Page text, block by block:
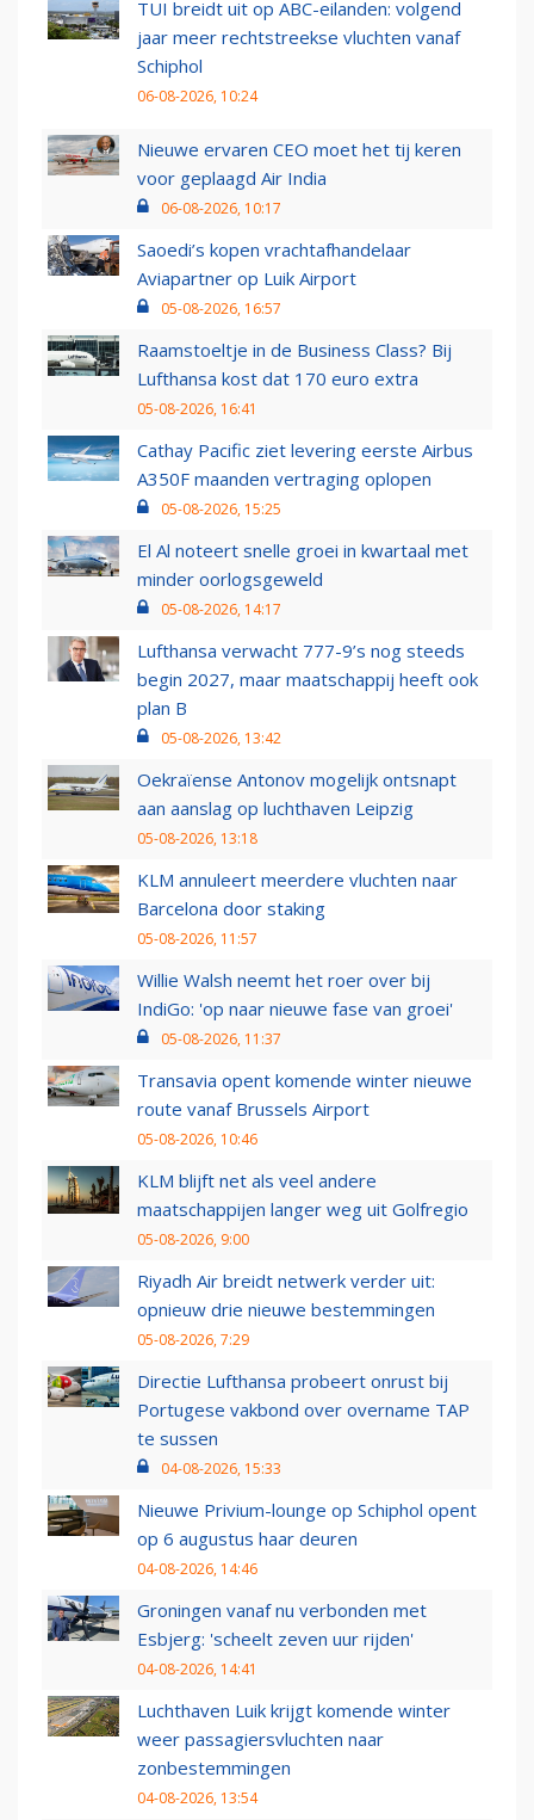
TUI breidt uit op ABC-eilanden: volgend
jaar meer rechtstreekse vluchten vanaf
Schiphol
06-08-2026, 10:24
Nieuwe ervaren CEO moet het tij keren
voor geplaagd Air India
06-08-2026, 10:17
Saoedi’s kopen vrachtafhandelaar
Aviapartner op Luik Airport
05-08-2026, 16:57
Raamstoeltje in de Business Class? Bij
Lufthansa kost dat 170 euro extra
05-08-2026, 16:41
Cathay Pacific ziet levering eerste Airbus
A350F maanden vertraging oplopen
05-08-2026, 15:25
El Al noteert snelle groei in kwartaal met
minder oorlogsgeweld
05-08-2026, 14:17
Lufthansa verwacht 777-9’s nog steeds
begin 2027, maar maatschappij heeft ook
plan B
05-08-2026, 13:42
Oekraïense Antonov mogelijk ontsnapt
aan aanslag op luchthaven Leipzig
05-08-2026, 13:18
KLM annuleert meerdere vluchten naar
Barcelona door staking
05-08-2026, 11:57
Willie Walsh neemt het roer over bij
IndiGo: 'op naar nieuwe fase van groei'
05-08-2026, 11:37
Transavia opent komende winter nieuwe
route vanaf Brussels Airport
05-08-2026, 10:46
KLM blijft net als veel andere
maatschappijen langer weg uit Golfregio
05-08-2026, 9:00
Riyadh Air breidt netwerk verder uit:
opnieuw drie nieuwe bestemmingen
05-08-2026, 7:29
Directie Lufthansa probeert onrust bij
Portugese vakbond over overname TAP
te sussen
04-08-2026, 15:33
Nieuwe Privium-lounge op Schiphol opent
op 6 augustus haar deuren
04-08-2026, 14:46
Groningen vanaf nu verbonden met
Esbjerg: 'scheelt zeven uur rijden'
04-08-2026, 14:41
Luchthaven Luik krijgt komende winter
weer passagiersvluchten naar
zonbestemmingen
04-08-2026, 13:54